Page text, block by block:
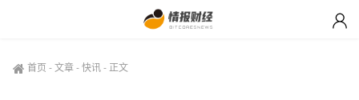
首页 -文章-快讯- 正文